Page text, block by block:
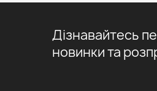
Дізнавайтесь
новинки та